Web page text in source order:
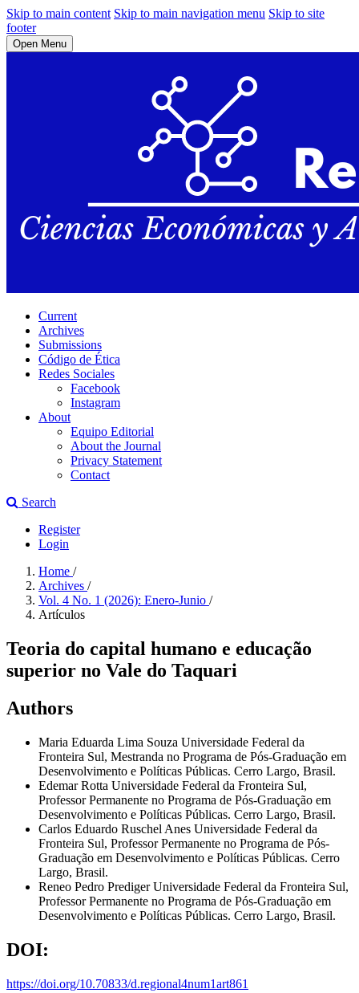
Skip to main content Skip to main navigation menu Skip to site
footer
Open Menu
Current
Archives
Submissions
Código de Ética
Redes Sociales
Facebook
Instagram
About
Equipo Editorial
About the Journal
Privacy Statement
Contact
Search
Register
Login
Home /
Archives /
Vol. 4 No. 1 (2026): Enero-Junio /
Artículos
Teoria do capital humano e educação
superior no Vale do Taquari
Authors
Maria Eduarda Lima Souza Universidade Federal da
Fronteira Sul, Mestranda no Programa de Pós-Graduação em
Desenvolvimento e Políticas Públicas. Cerro Largo, Brasil.
Edemar Rotta Universidade Federal da Fronteira Sul,
Professor Permanente no Programa de Pós-Graduação em
Desenvolvimento e Políticas Públicas. Cerro Largo, Brasil.
Carlos Eduardo Ruschel Anes Universidade Federal da
Fronteira Sul, Professor Permanente no Programa de Pós-
Graduação em Desenvolvimento e Políticas Públicas. Cerro
Largo, Brasil.
Reneo Pedro PredigerUniversidade Federal da Fronteira Sul,
Professor Permanente no Programa de Pós-Graduação em
Desenvolvimento e Políticas Públicas. Cerro Largo, Brasil.
DOI:
https://doi.org/10.70833/d.regional4num1art861